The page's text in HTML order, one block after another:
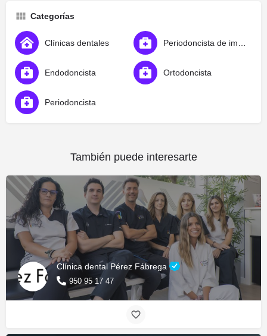
Categorías
Clínicas dentales
Endodoncista Ortodoncista
Periodoncista
También puede interesarte
Clínica dental Pérez Fábrega
950 95 17 47